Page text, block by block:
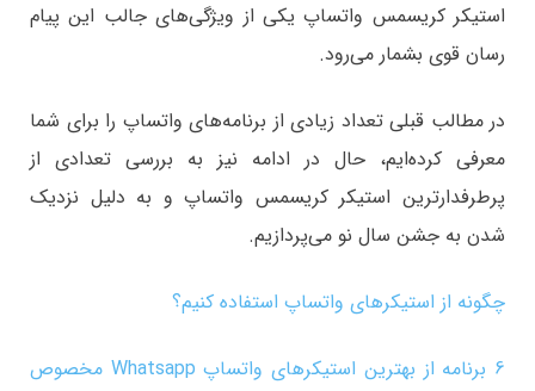
استیکر کریسمس واتساپ یکی از ویژگی‌های جالب این پیام
رسان قوی بشمار می‌رود.
در مطالب قبلی تعداد زیادی از برنامه‌های واتساپ را برای شما
معرفی کرده‌ایم، حال در ادامه نیز به بررسی تعدادی از
پرطرفدارترین استیکر کریسمس واتساپ و به دلیل نزدیک
شدن به جشن سال نو می‌پردازیم.
چگونه از استیکرهای واتساپ استفاده کنیم؟
6 برنامه از بهترین استیکرهای واتساپ Whatsapp مخصوص